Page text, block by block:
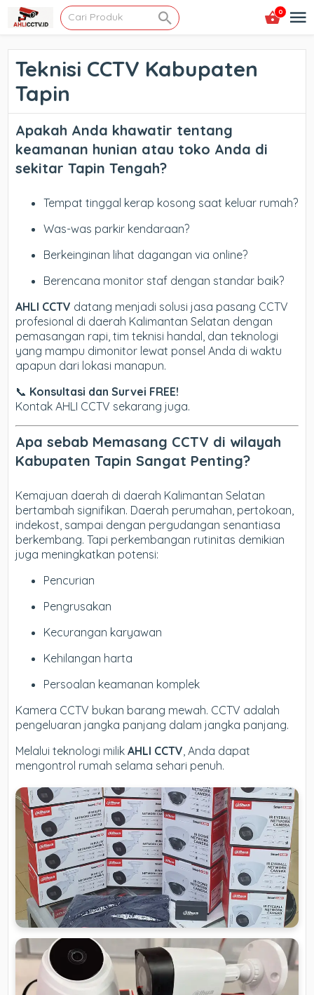
0
Teknisi CCTV Kabupaten
Tapin
Apakah Anda khawatir tentang
keamanan hunian atau toko Anda di
sekitar Tapin Tengah?
Tempat tinggal kerap kosong saat keluar rumah?
Was-was parkir kendaraan?
Berkeinginan lihat dagangan via online?
Berencana monitor staf dengan standar baik?
AHLI CCTV datang menjadi solusi jasa pasang CCTV
profesional di daerah Kalimantan Selatan dengan
pemasangan rapi, tim teknisi handal, dan teknologi
yang mampu dimonitor lewat ponsel Anda di waktu
apapun dari lokasi manapun.
📞 Konsultasi dan Survei FREE!
Kontak AHLI CCTV sekarang juga.
Apa sebab Memasang CCTV di wilayah
Kabupaten Tapin Sangat Penting?
Kemajuan daerah di daerah Kalimantan Selatan
bertambah signifikan. Daerah perumahan, pertokoan,
indekost, sampai dengan pergudangan senantiasa
berkembang. Tapi perkembangan rutinitas demikian
juga meningkatkan potensi:
Pencurian
Pengrusakan
Kecurangan karyawan
Kehilangan harta
Persoalan keamanan komplek
Kamera CCTV bukan barang mewah. CCTV adalah
pengeluaran jangka panjang dalam jangka panjang.
Melalui teknologi milikAHLI CCTV, Anda dapat
mengontrol rumah selama sehari penuh.